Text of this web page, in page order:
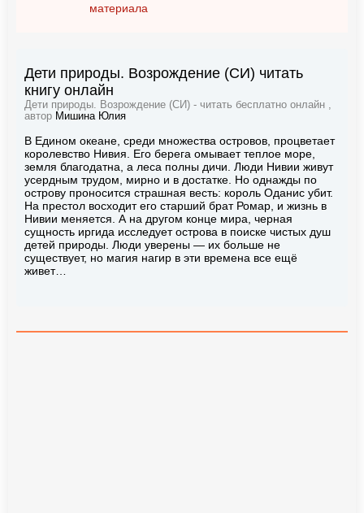
материала
Дети природы. Возрождение (СИ) читать
книгу онлайн
Дети природы. Возрождение (СИ) - читать бесплатно онлайн ,
автор Мишина Юлия
В Едином океане, среди множества островов, процветает
королевство Нивия. Его берега омывает теплое море,
земля благодатна, а леса полны дичи. Люди Нивии живут
усердным трудом, мирно и в достатке. Но однажды по
острову проносится страшная весть: король Оданис убит.
На престол восходит его старший брат Ромар, и жизнь в
Нивии меняется. А на другом конце мира, черная
сущность иргида исследует острова в поиске чистых душ
детей природы. Люди уверены — их больше не
существует, но магия нагир в эти времена все ещё
живет…